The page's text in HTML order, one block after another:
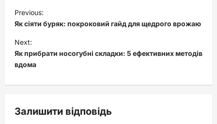
P
o
s
t
n
a
i
Previous:
Як сіяти буряк: покроковий гайд для щедрого врожаю
Next:
Як прибрати носогубні складки: 5 ефективних методів
вдома
Залишити відповідь